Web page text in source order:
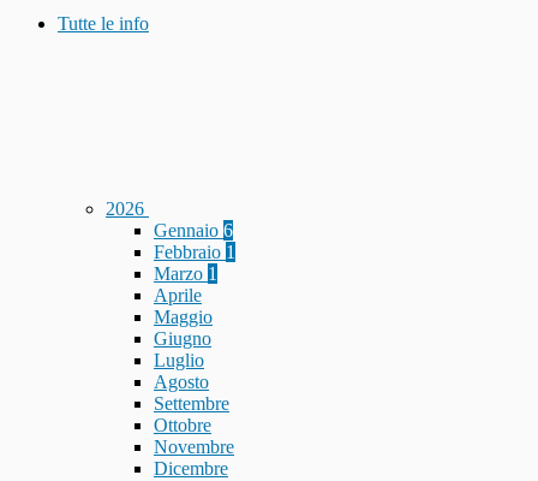
Tutte le info
2026
Gennaio 6
Febbraio 1
Marzo 1
Aprile
Maggio
Giugno
Luglio
Agosto
Settembre
Ottobre
Novembre
Dicembre